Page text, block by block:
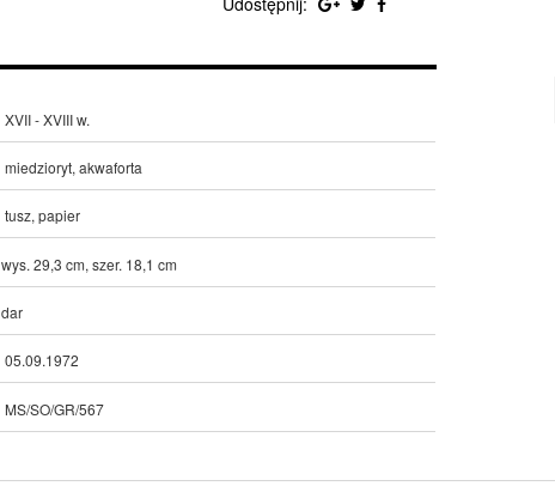
XVII - XVIII w.
miedzioryt, akwaforta
tusz, papier
wys. 29,3 cm, szer. 18,1 cm
dar
05.09.1972
MS/SO/GR/567